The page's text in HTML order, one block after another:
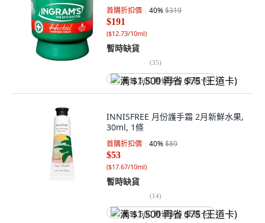
首購折扣價 40%$319
$191
($12.73/10ml)
暫時缺貨
(35)
满 $1,500 再省 $75 (王道卡)
INNISFREE 月份護手霜 2月新鮮水果,
30ml, 1條
首購折扣價 40%$89
$53
($17.67/10ml)
暫時缺貨
(14)
满 $1,500 再省 $75 (王道卡)